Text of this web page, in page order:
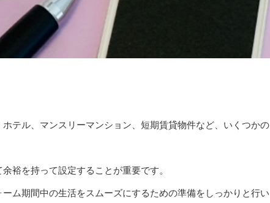
テル、マンスリーマンション、短期賃貸物件など、いくつかの
裕を持って設定することが重要です。
ム期間中の生活をスムーズにするための準備をしっかりと行い